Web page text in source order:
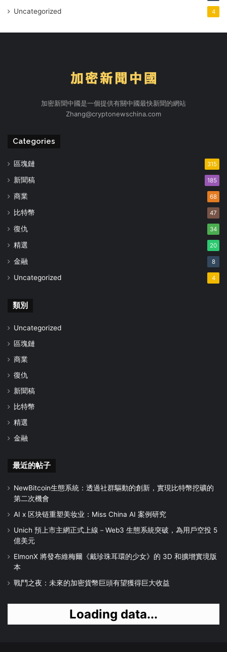
Uncategorized 4
加密新聞中國是一個提供有關中國最快新聞的網站
Zhang@cryptonewschina.com
Categories
區塊鏈 315
新聞稿 185
商業 68
比特幣 47
復仇 34
精選 20
金融 8
Uncategorized 4
類別
Uncategorized
區塊鏈
商業
復仇
新聞稿
比特幣
精選
金融
最近的帖子
NewBitcoin生態系統：透過社群驅動的創新，實現比特幣挖礦的
第二次機會
AI x 区块链重塑美妆业：Miss China AI 案例研究
Unich 預上市主網正式上線－Web3 生態系統突破，為用戶空投 5
億美元
ElmonX 將發布維梅爾《戴珍珠耳環的少女》的 3D 和擴增實境版
本
戰鬥之夜：未來的加密貨幣巨頭有望獲得巨大收益
Loading data...